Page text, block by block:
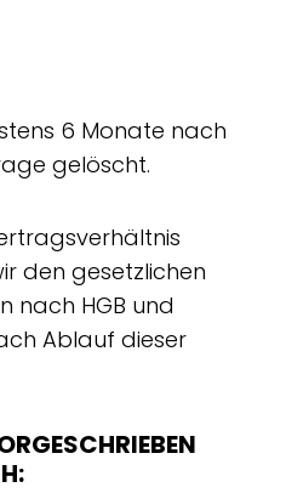
6 Monate nach
gelöscht.
den gesetzlichen
nach HGB und
Ablauf dieser